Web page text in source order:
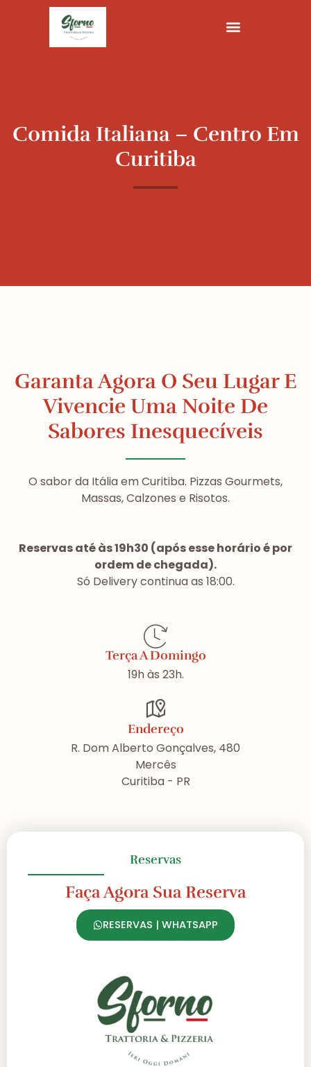
Comida Italiana – Centro Em
Curitiba
Garanta Agora O Seu Lugar E
Vivencie Uma Noite De
Sabores Inesquecíveis
O sabor da Itália em Curitiba. Pizzas Gourmets,
Massas, Calzones e Risotos.
Reservas até às 19h30 (após esse horário é por
ordem de chegada).
Só Delivery continua as 18:00.
Terça A Domingo
19h às 23h.
Endereço
R. Dom Alberto Gonçalves, 480
Mercês
Curitiba - PR
Reservas
Faça Agora Sua Reserva
RESERVAS | WHATSAPP